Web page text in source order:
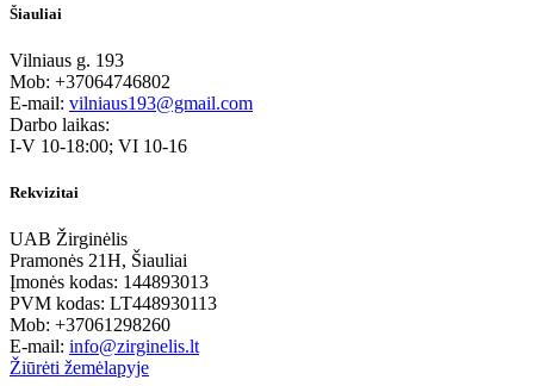
Šiauliai
Vilniaus g. 193
Mob: +37064746802
E-mail: vilniaus193@gmail.com
Darbo laikas:
I-V 10-18:00; VI 10-16
Rekvizitai
UAB Žirginėlis
Pramonės 21H, Šiauliai
Įmonės kodas: 144893013
PVM kodas: LT448930113
Mob: +37061298260
E-mail: info@zirginelis.lt
Žiūrėti žemėlapyje